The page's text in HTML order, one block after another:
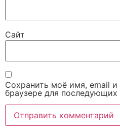
Сайт
Сохранить моё имя, email и
браузере для